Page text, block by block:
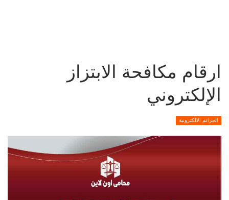
ارقام مكافحة الابتزاز
الإلكتروني
الجرائم الالكترونية